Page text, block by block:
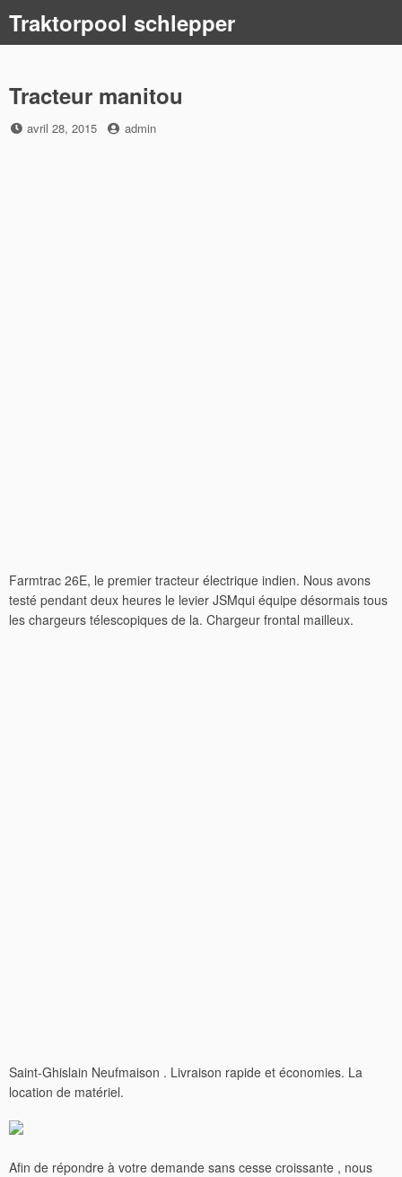
content
Traktorpool schlepper
Tracteur manitou
Posted
avril 28, 2015 by
admin
Farmtrac 26E, le premier tracteur électrique indien. Nous avons
testé pendant deux heures le levier JSMqui équipe désormais tous
les chargeurs télescopiques de la. Chargeur frontal mailleux.
Saint-Ghislain Neufmaison . Livraison rapide et économies. La
location de matériel.
Afin de répondre à votre demande sans cesse croissante , nous